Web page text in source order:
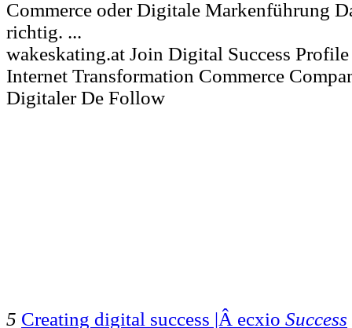
Commerce oder Digitale Markenführung
richtig. ...
wakeskating.at Join Digital Success
Internet Transformation Commerce
Digitaler De Follow
5 Creating digital success |Â ecxio Success